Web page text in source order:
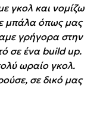
γκολ και νομίζω
μπάλα όπως μας
γρήγορα στην
σε ένα build up.
ωραίο γκολ.
σε δικό μας